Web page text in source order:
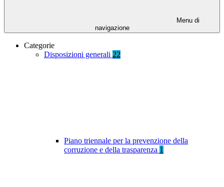
Menu di
navigazione
Categorie
Disposizioni generali 22
Piano triennale per la prevenzione della
corruzione e della trasparenza 1